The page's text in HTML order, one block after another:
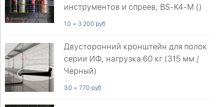
инструментов и спреев, BS-K4-M ()
1.0 × 3 200 руб
Двусторонний кронштейн для полок
серии ИФ, нагрузка 60 кг (315 мм /
Черный)
3.0 × 770 руб